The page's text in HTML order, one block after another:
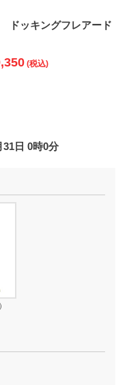
ドッキングフレアード
(税込)
31日 0時0分